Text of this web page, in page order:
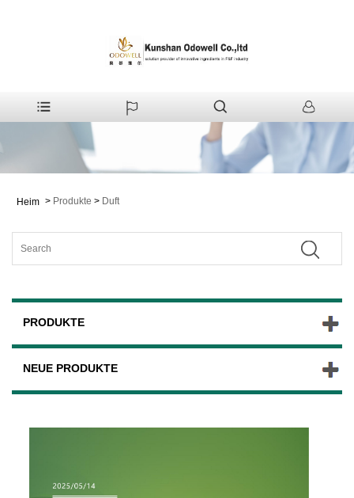
Heim > Produkte > Duft
PRODUKTE
NEUE PRODUKTE